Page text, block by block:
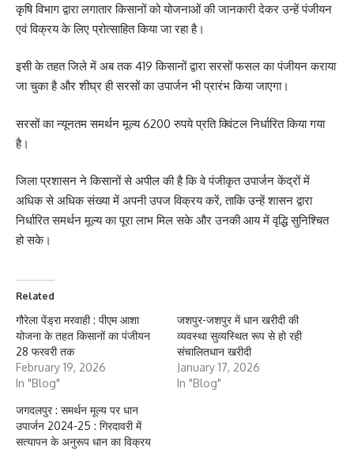
कृषि विभाग द्वारा लगातार किसानों को योजनाओं की जानकारी देकर उन्हें पंजीयन
एवं विक्रय के लिए प्रोत्साहित किया जा रहा है।
इसी के तहत जिले में अब तक 419 किसानों द्वारा सरसों फसल का पंजीयन कराया
जा चुका है और शीघ्र ही सरसों का उपार्जन भी प्रारंभ किया जाएगा।
सरसों का न्यूनतम समर्थन मूल्य 6200 रुपये प्रति क्विंटल निर्धारित किया गया
है।
जिला प्रशासन ने किसानों से अपील की है कि वे पंजीकृत उपार्जन केंद्रों में
अधिक से अधिक संख्या में अपनी उपज विक्रय करें, ताकि उन्हें शासन द्वारा
निर्धारित समर्थन मूल्य का पूरा लाभ मिल सके और उनकी आय में वृद्धि सुनिश्चित
हो सके।
Related
गौरेला पेंड्रा मरवाही : पीएम आशा
योजना के तहत किसानों का पंजीयन
28 फरवरी तक
February 19, 2026
In "Blog"
जशपुर-जशपुर में धान खरीदी की
व्यवस्था सुव्यस्थित रूप से हो रही
संचालितधान खरीदी
January 17, 2026
In "Blog"
जगदलपुर : समर्थन मूल्य पर धान
उपार्जन 2024-25 : गिरदावरी में
सत्यापन के अनुरूप धान का विक्रय